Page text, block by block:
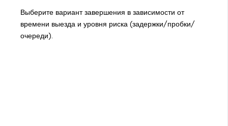
Выберите вариант завершения в зависимости от
времени выезда и уровня риска (задержки/пробки/
очереди).